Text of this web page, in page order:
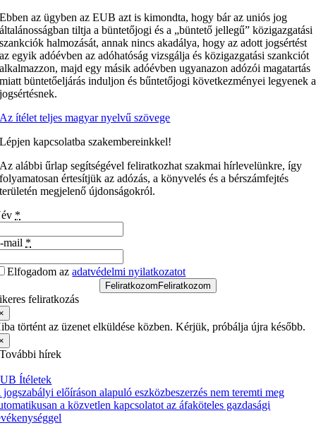
Ebben az ügyben az EUB azt is kimondta, hogy bár az uniós jog
általánosságban tiltja a büntetőjogi és a „büntető jellegű” közigazgatási
szankciók halmozását, annak nincs akadálya, hogy az adott jogsértést
az egyik adóévben az adóhatóság vizsgálja és közigazgatási szankciót
alkalmazzon, majd egy másik adóévben ugyanazon adózói magatartás
miatt büntetőeljárás induljon és bűntetőjogi következményei legyenek a
jogsértésnek.
Az ítélet teljes magyar nyelvű szövege
Lépjen kapcsolatba szakembereinkkel!
Az alábbi űrlap segítségével feliratkozhat szakmai hírlevelünkre, így
folyamatosan értesítjük az adózás, a könyvelés és a bérszámfejtés
területén megjelenő újdonságokról.
*
mail *
Elfogadom azadatvédelmi nyilatkozatot
Feliratkozom Feliratkozom
feliratkozás
történt az üzenet elküldése közben. Kérjük, próbálja újra később.
További hírek
Ítéletek
jogszabályi előíráson alapuló eszközbeszerzés nem teremti meg
a közvetlen kapcsolatot az áfaköteles gazdasági